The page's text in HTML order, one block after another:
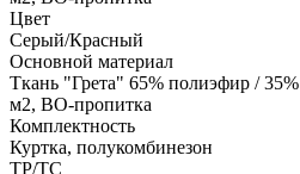
Цвет
Серый/Красный
Основной материал
Ткань "Грета" 65% полиэфир /
м2, ВО-пропитка
Комплектность
Куртка, полукомбинезон
ТР/ТС